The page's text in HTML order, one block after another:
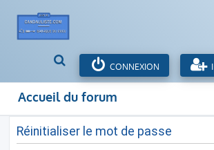
h
e
r
c
CONNEXION
Accueil du forum
Réinitialiser le mot de passe